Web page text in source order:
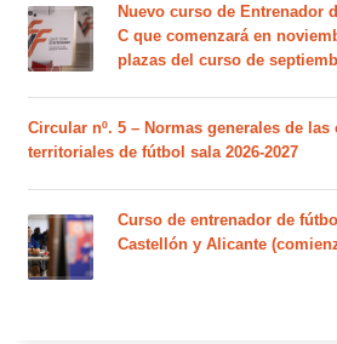
Nuevo curso de Entrenador
C que comenzará en
plazas del curso de
Circular nº. 5 – Normas generales de
territoriales de fútbol sala 2026-2027
Curso de entrenador de
Castellón y Alicante